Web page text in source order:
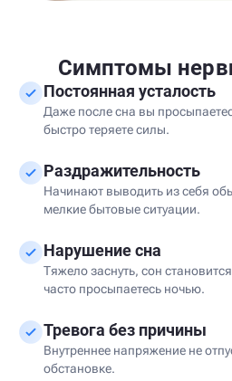
Симптомы
Постоянная усталость
Даже после сна вы
быстро теряете силы.
Раздражительность
Начинают выводить из себя
мелкие бытовые ситуации.
Нарушение сна
Тяжело заснуть, сон
часто просыпаетесь ночью.
Тревога без причины
Внутреннее напряжение не
обстановке.